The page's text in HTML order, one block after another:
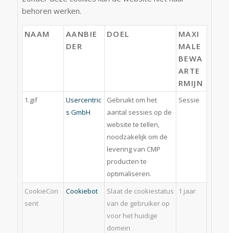
behoren werken.
NAAM
AANBIE
DER
DOEL
MAXI
MALE
BEWA
ARTE
RMIJN
1.gif
Usercentric
s GmbH
Gebruikt om het
aantal sessies op de
website te tellen,
noodzakelijk om de
levering van CMP
producten te
optimaliseren.
Sessie
CookieCon
sent
Cookiebot
Slaat de cookiestatus
van de gebruiker op
voor het huidige
domein
1 jaar